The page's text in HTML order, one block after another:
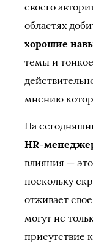
своего
областях
хорошие
темы и
мнению
На
HR-
влияния —
поскольку
отживает
могут не
присутствие